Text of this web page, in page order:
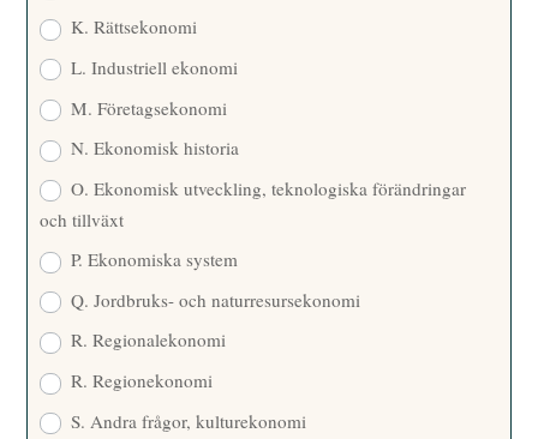
K. Rättsekonomi
L. Industriell ekonomi
M. Företagsekonomi
N. Ekonomisk historia
O. Ekonomisk utveckling, teknologiska förändringar
och tillväxt
P. Ekonomiska system
Q. Jordbruks- och naturresursekonomi
R. Regionalekonomi
R. Regionekonomi
S. Andra frågor, kulturekonomi